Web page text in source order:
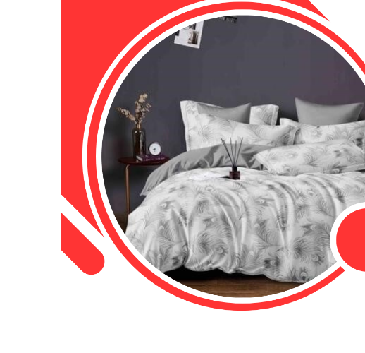
Lenjerii De Pat Creponate
Lenjerii De Pat Bumbac Poplin 2
Lenjerii De Pat Bumbac Poplin,
Matlasate, 2 Persoane
Lenjerii De Pat Bumbac Satinat 2
Lenjerii De Pat Volanase
Lenjerii De Pat, Finet Premium 3D,
2 Persoane
Lenjerii De Pat Jacquard
Lenjerii De Pat Catifea
Lenjerii De Pat Cocolino